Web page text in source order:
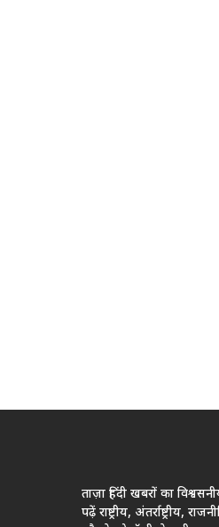
ताज़ा हिंदी खबरों का
पढ़ें राष्ट्रीय, अंतर्राष्ट्रीय,